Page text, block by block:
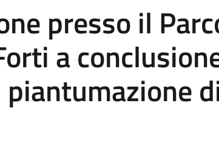
presso il
a